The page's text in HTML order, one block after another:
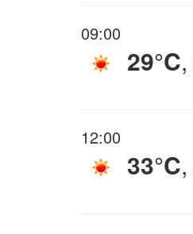
09:00
29°C,
12:00
33°C,